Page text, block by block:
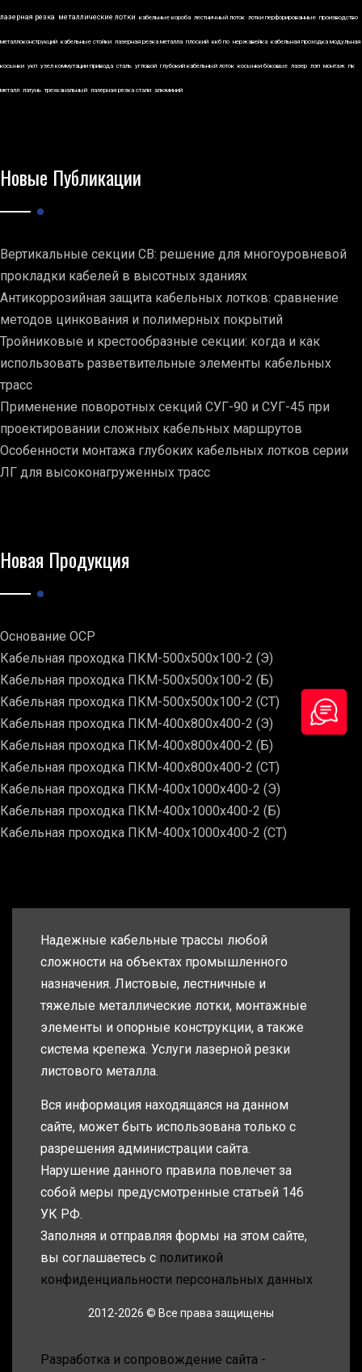
лазерная резка металлические лотки кабельные короба лестничный лоток лотки перфорированные производство
металлоконструкций кабельные стойки лазерная резка металла плоский ккб по нержавейка кабельная проходка модульная
косынки укп узел коммутации привода сталь угловой глубокий кабельный лоток косынки боковые лазер лэп монтаж пк
металл латунь трехканальный лазерная резка стали алюминий
Новые Публикации
Вертикальные секции СВ: решение для многоуровневой
прокладки кабелей в высотных зданиях
Антикоррозийная защита кабельных лотков: сравнение
методов цинкования и полимерных покрытий
Тройниковые и крестообразные секции: когда и как
использовать разветвительные элементы кабельных
трасс
Применение поворотных секций СУГ-90 и СУГ-45 при
проектировании сложных кабельных маршрутов
Особенности монтажа глубоких кабельных лотков серии
ЛГ для высоконагруженных трасс
Новая Продукция
Основание ОСР
Кабельная проходка ПКМ-500х500х100-2 (Э)
Кабельная проходка ПКМ-500х500х100-2 (Б)
Кабельная проходка ПКМ-500х500х100-2 (СТ)
Кабельная проходка ПКМ-400х800х400-2 (Э)
Кабельная проходка ПКМ-400х800х400-2 (Б)
Кабельная проходка ПКМ-400х800х400-2 (СТ)
Кабельная проходка ПКМ-400х1000х400-2 (Э)
Кабельная проходка ПКМ-400х1000х400-2 (Б)
Кабельная проходка ПКМ-400х1000х400-2 (СТ)
Надежные кабельные трассы любой
сложности на объектах промышленного
назначения. Листовые, лестничные и
тяжелые металлические лотки, монтажные
элементы и опорные конструкции, а также
система крепежа. Услуги лазерной резки
листового металла.
Вся информация находящаяся на данном
сайте, может быть использована только с
разрешения администрации сайта.
Нарушение данного правила повлечет за
собой меры предусмотренные статьей 146
УК РФ.
Заполняя и отправляя формы на этом сайте,
вы соглашаетесь с политикой
конфиденциальности персональных данных
2012-2026 © Все права защищены
Разработка и сопровождение сайта -